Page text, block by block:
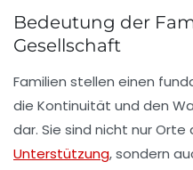
Bedeutung der
Gesellschaft
Familien stellen einen
die Kontinuität und den
dar. Sie sind nicht nur
Unterstützung, sondern